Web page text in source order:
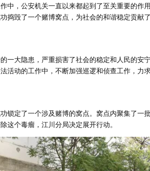
中，公安机关一直以来都起到了至关重要的作
捣毁了一个赌博窝点，为社会的和谐稳定贡献了
一大隐患，严重损害了社会的稳定和人民的安
活动的工作中，不断加强巡逻和侦查工作，力求
锁定了一个涉及赌博的窝点。窝点内聚集了一
这个毒瘤，江川分局决定展开行动。